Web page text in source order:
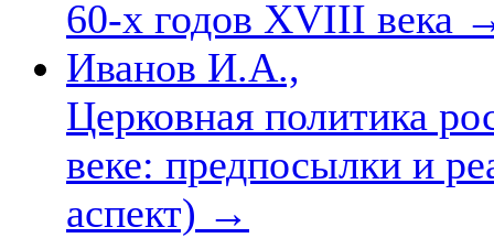
60-х годов XVIII века
Иванов И.А.,
Церковная политика
веке: предпосылки и
аспект) →